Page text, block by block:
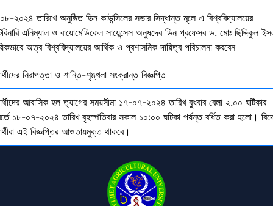
২০২৪ তারিখে অনুষ্ঠিত ডিন কাউন্সিলের সভার সিদ্ধান্ত মূলে এ বিশ্ববিদ্যালয়ের
এনিম্যাল ও বায়োমেডিকেল সায়েন্সেস অনুষদের ডিন প্রফেসর ড. মোঃ ছিদ্দিকুল
অত্র বিশ্ববিদ্যালয়ের আর্থিক ও প্রশাসনিক দায়িত্ব পরিচালনা করবেন
নিরাপত্তা ও শান্তি-শৃঙ্খলা সংক্রান্ত বিজ্ঞপ্তি
আবাসিক হল ত্যাগের সময়সীমা ১৭-০৭-২০২৪ তারিখ বুধবার বেলা ২.০০ ঘটিকার
১৮-০৭-২০২৪ তারিখ বৃহস্পতিবার সকাল ১০:০০ ঘটিকা পর্যন্ত বর্ধিত করা হলো।
এই বিজ্ঞপ্তির আওতায়মুক্ত থাকবে।